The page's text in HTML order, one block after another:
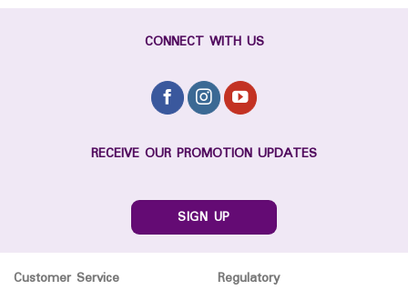
CONNECT WITH US
RECEIVE OUR PROMOTION UPDATES
SIGN UP
Customer Service
Regulatory